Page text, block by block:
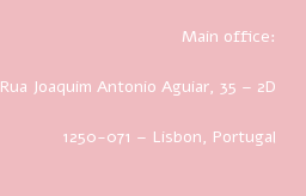
Main office:
Rua Joaquim Antonio Aguiar, 35 – 2D
1250-071 – Lisbon, Portugal